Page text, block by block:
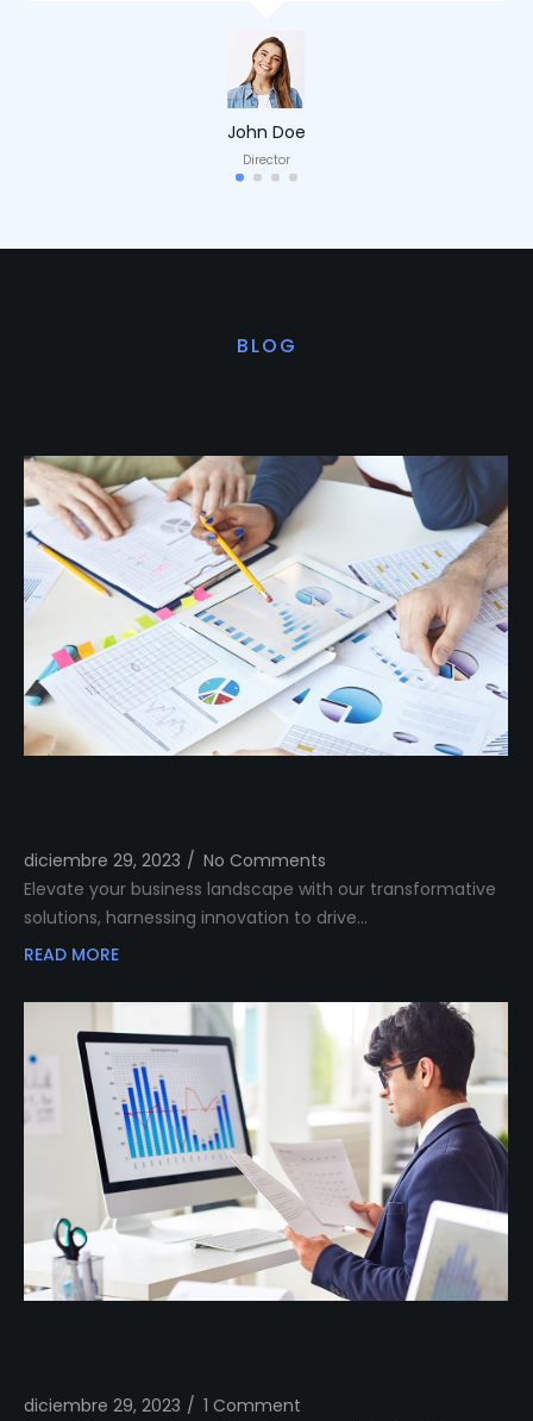
John Doe
Director
BLOG
diciembre 29, 2023 / No Comments
Elevate your business landscape with our transformative
solutions, harnessing innovation to drive…
READ MORE
diciembre 29, 2023 / 1 Comment